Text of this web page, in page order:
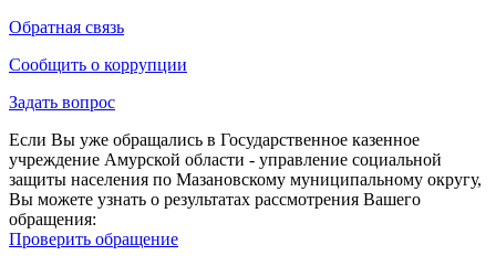
Обратная связь
Сообщить о коррупции
Задать вопрос
Если Вы уже обращались в Государственное казенное
учреждение Амурской области - управление социальной
защиты населения по Мазановскому муниципальному округу,
Вы можете узнать о результатах рассмотрения Вашего
обращения:
Проверить обращение